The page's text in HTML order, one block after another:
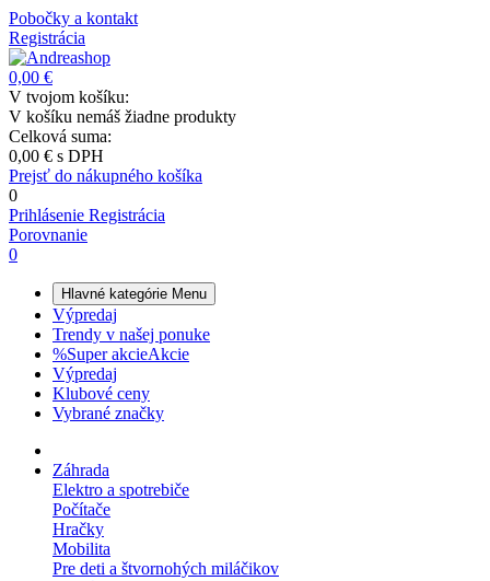
Pobočky a kontakt
Registrácia
0,00 €
V tvojom košíku:
V košíku nemáš žiadne produkty
Celková suma:
0,00 € s DPH
Prejsť do nákupného košíka
0
Prihlásenie Registrácia
Porovnanie
0
Hlavné kategórie Menu
Výpredaj
Trendy v našej ponuke
%Super akcieAkcie
Výpredaj
Klubové ceny
Vybrané značky
Záhrada
Elektro a spotrebiče
Počítače
Hračky
Mobilita
Pre deti a štvornohých miláčikov